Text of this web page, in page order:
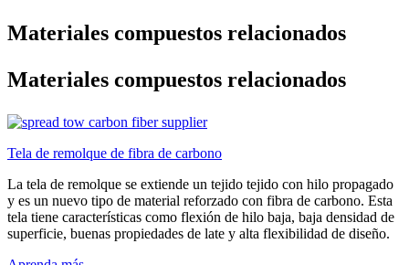
Materiales compuestos relacionados
Materiales compuestos relacionados
Tela de remolque de fibra de carbono
La tela de remolque se extiende un tejido tejido con hilo propagado
y es un nuevo tipo de material reforzado con fibra de carbono. Esta
tela tiene características como flexión de hilo baja, baja densidad de
superficie, buenas propiedades de late y alta flexibilidad de diseño.